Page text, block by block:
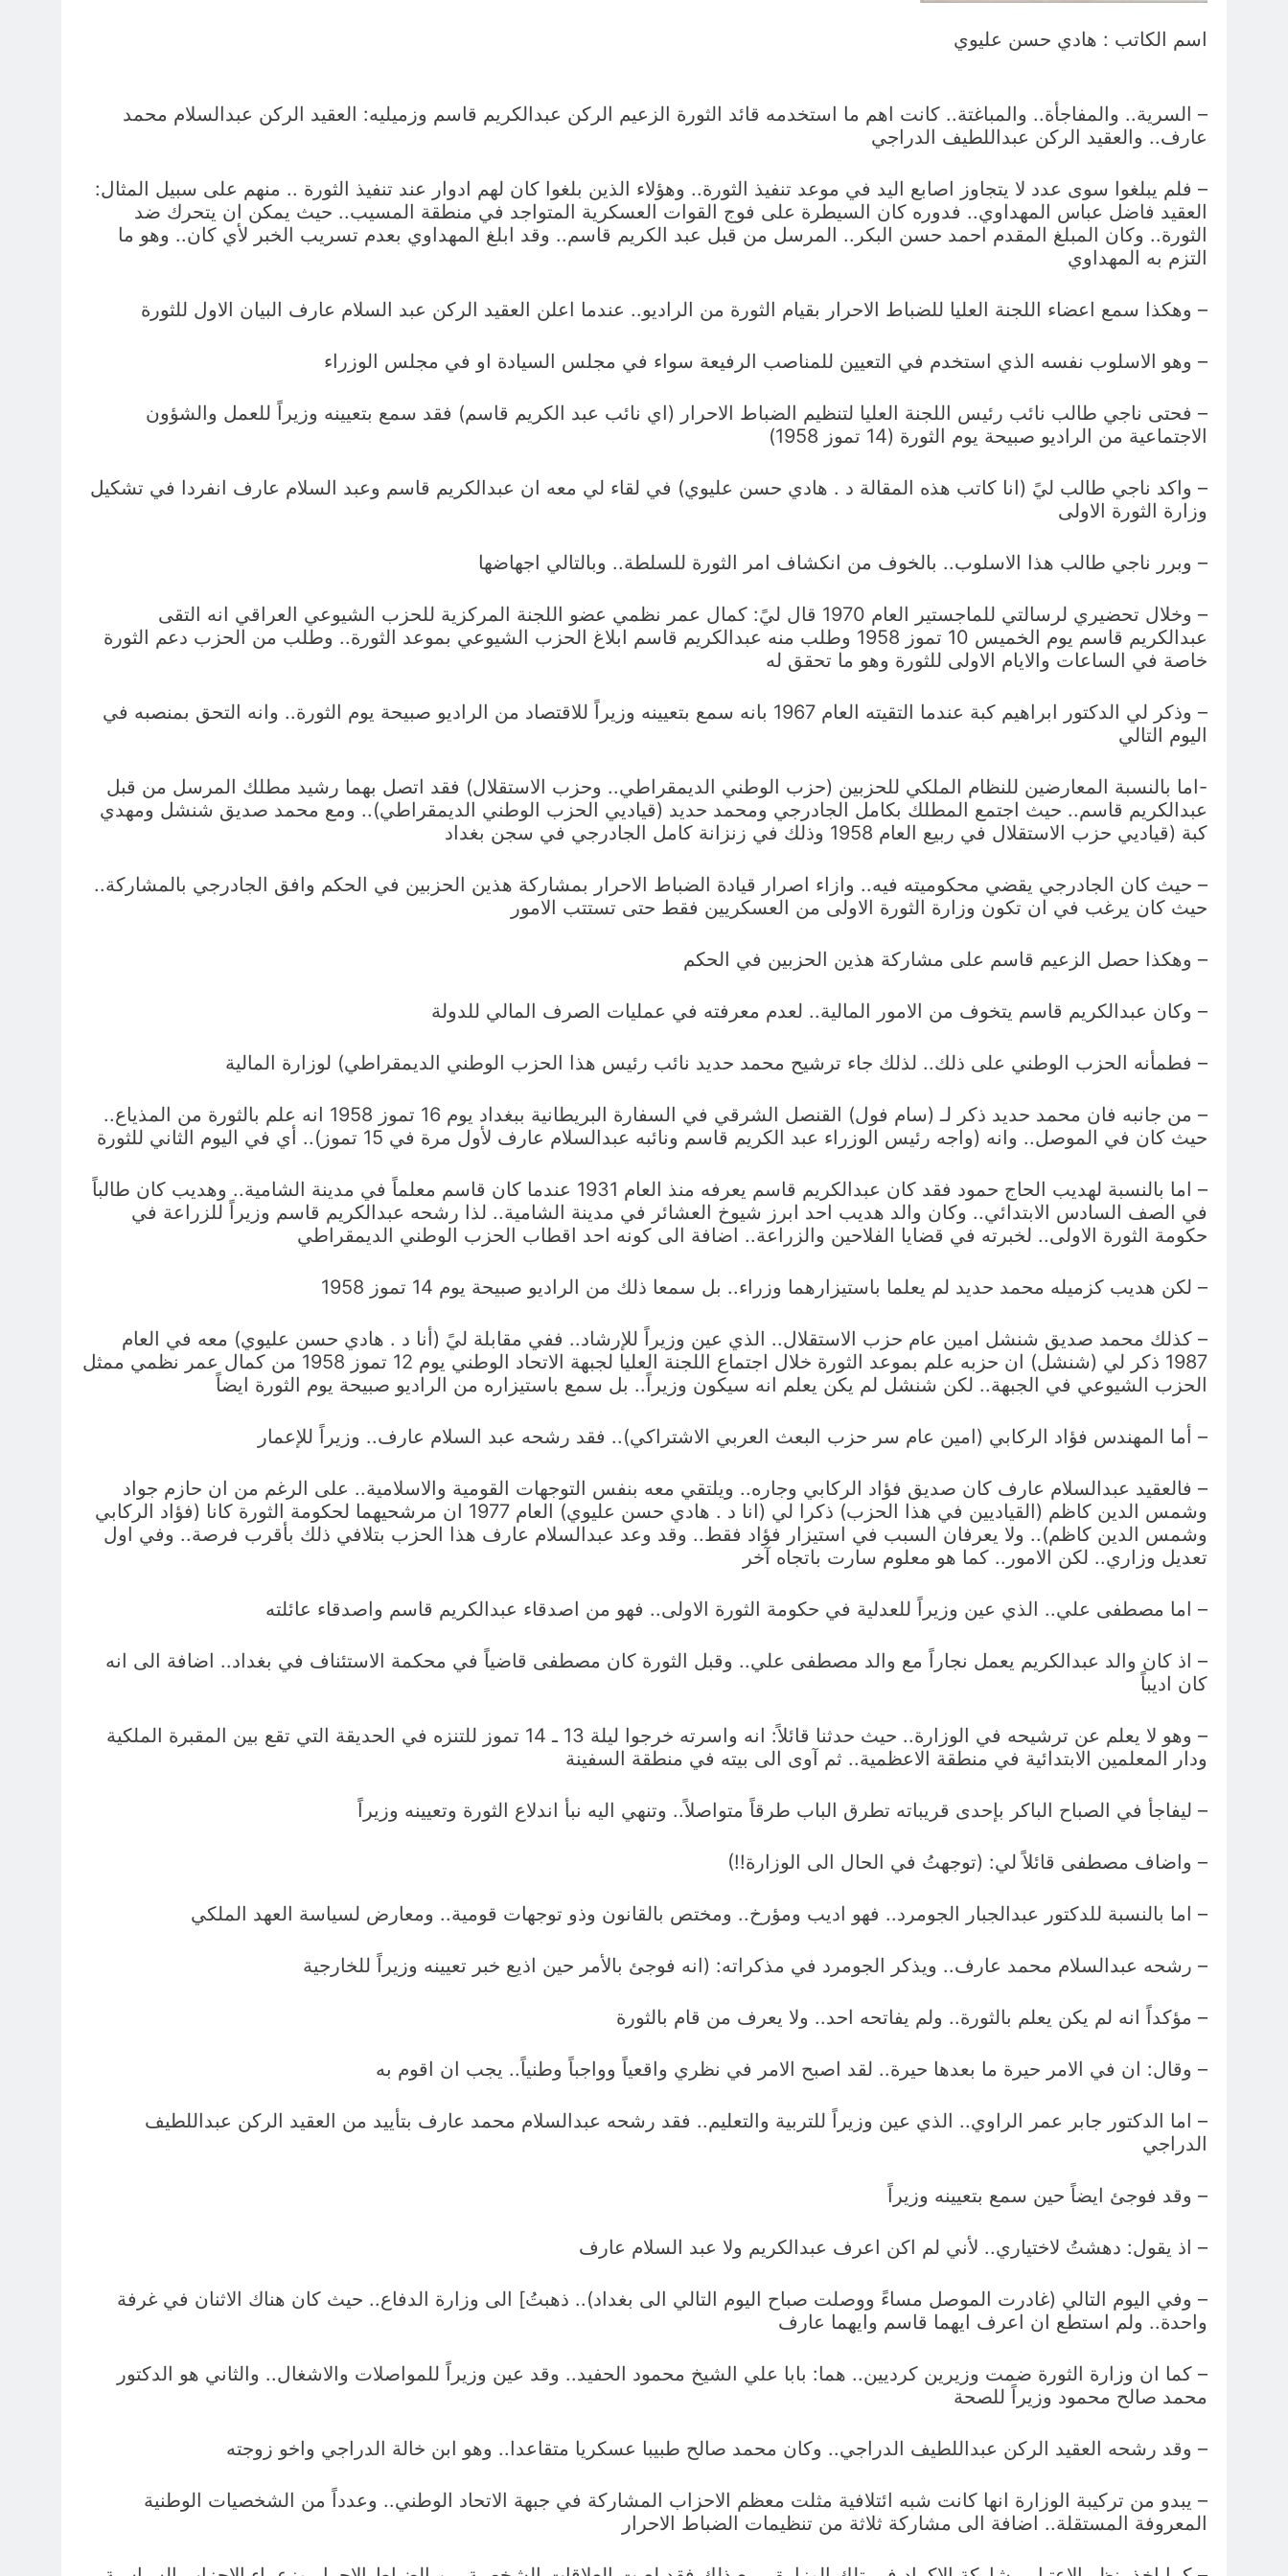
اسم الكاتب : هادي حسن عليوي
– السرية.. والمفاجأة.. والمباغتة.. كانت اهم ما استخدمه قائد الثورة الزعيم الركن عبدالكريم قاسم وزميليه: العقيد الركن عبدالسلام محمد
عارف.. والعقيد الركن عبداللطيف الدراجي
– فلم يبلغوا سوى عدد لا يتجاوز اصابع اليد في موعد تنفيذ الثورة.. وهؤلاء الذين بلغوا كان لهم ادوار عند تنفيذ الثورة .. منهم على سبيل المثال:
العقيد فاضل عباس المهداوي.. فدوره كان السيطرة على فوج القوات العسكرية المتواجد في منطقة المسيب.. حيث يمكن ان يتحرك ضد
الثورة.. وكان المبلغ المقدم احمد حسن البكر.. المرسل من قبل عبد الكريم قاسم.. وقد ابلغ المهداوي بعدم تسريب الخبر لأي كان.. وهو ما
التزم به المهداوي
– وهكذا سمع اعضاء اللجنة العليا للضباط الاحرار بقيام الثورة من الراديو.. عندما اعلن العقيد الركن عبد السلام عارف البيان الاول للثورة
– وهو الاسلوب نفسه الذي استخدم في التعيين للمناصب الرفيعة سواء في مجلس السيادة او في مجلس الوزراء
– فحتى ناجي طالب نائب رئيس اللجنة العليا لتنظيم الضباط الاحرار (اي نائب عبد الكريم قاسم) فقد سمع بتعيينه وزيراً للعمل والشؤون
الاجتماعية من الراديو صبيحة يوم الثورة (14 تموز 1958)
– واكد ناجي طالب ليً (انا كاتب هذه المقالة د . هادي حسن عليوي) في لقاء لي معه ان عبدالكريم قاسم وعبد السلام عارف انفردا في تشكيل
وزارة الثورة الاولى
– وبرر ناجي طالب هذا الاسلوب.. بالخوف من انكشاف امر الثورة للسلطة.. وبالتالي اجهاضها
– وخلال تحضيري لرسالتي للماجستير العام 1970 قال ليً: كمال عمر نظمي عضو اللجنة المركزية للحزب الشيوعي العراقي انه التقى
عبدالكريم قاسم يوم الخميس 10 تموز 1958 وطلب منه عبدالكريم قاسم ابلاغ الحزب الشيوعي بموعد الثورة.. وطلب من الحزب دعم الثورة
خاصة في الساعات والايام الاولى للثورة وهو ما تحقق له
– وذكر لي الدكتور ابراهيم كبة عندما التقيته العام 1967 بانه سمع بتعيينه وزيراً للاقتصاد من الراديو صبيحة يوم الثورة.. وانه التحق بمنصبه في
اليوم التالي
-اما بالنسبة المعارضين للنظام الملكي للحزبين (حزب الوطني الديمقراطي.. وحزب الاستقلال) فقد اتصل بهما رشيد مطلك المرسل من قبل
عبدالكريم قاسم.. حيث اجتمع المطلك بكامل الجادرجي ومحمد حديد (قياديي الحزب الوطني الديمقراطي).. ومع محمد صديق شنشل ومهدي
كبة (قياديي حزب الاستقلال في ربيع العام 1958 وذلك في زنزانة كامل الجادرجي في سجن بغداد
– حيث كان الجادرجي يقضي محكوميته فيه.. وازاء اصرار قيادة الضباط الاحرار بمشاركة هذين الحزبين في الحكم وافق الجادرجي بالمشاركة..
حيث كان يرغب في ان تكون وزارة الثورة الاولى من العسكريين فقط حتى تستتب الامور
– وهكذا حصل الزعيم قاسم على مشاركة هذين الحزبين في الحكم
– وكان عبدالكريم قاسم يتخوف من الامور المالية.. لعدم معرفته في عمليات الصرف المالي للدولة
– فطمأنه الحزب الوطني على ذلك.. لذلك جاء ترشيح محمد حديد نائب رئيس هذا الحزب الوطني الديمقراطي) لوزارة المالية
– من جانبه فان محمد حديد ذكر لـ (سام فول) القنصل الشرقي في السفارة البريطانية ببغداد يوم 16 تموز 1958 انه علم بالثورة من المذياع..
حيث كان في الموصل.. وانه (واجه رئيس الوزراء عبد الكريم قاسم ونائبه عبدالسلام عارف لأول مرة في 15 تموز).. أي في اليوم الثاني للثورة
– اما بالنسبة لهديب الحاج حمود فقد كان عبدالكريم قاسم يعرفه منذ العام 1931 عندما كان قاسم معلماً في مدينة الشامية.. وهديب كان طالباً
في الصف السادس الابتدائي.. وكان والد هديب احد ابرز شيوخ العشائر في مدينة الشامية.. لذا رشحه عبدالكريم قاسم وزيراً للزراعة في
حكومة الثورة الاولى.. لخبرته في قضايا الفلاحين والزراعة.. اضافة الى كونه احد اقطاب الحزب الوطني الديمقراطي
– لكن هديب كزميله محمد حديد لم يعلما باستيزارهما وزراء.. بل سمعا ذلك من الراديو صبيحة يوم 14 تموز 1958
– كذلك محمد صديق شنشل امين عام حزب الاستقلال.. الذي عين وزيراً للإرشاد.. ففي مقابلة ليً (أنا د . هادي حسن عليوي) معه في العام
1987 ذكر لي (شنشل) ان حزبه علم بموعد الثورة خلال اجتماع اللجنة العليا لجبهة الاتحاد الوطني يوم 12 تموز 1958 من كمال عمر نظمي ممثل
الحزب الشيوعي في الجبهة.. لكن شنشل لم يكن يعلم انه سيكون وزيراً.. بل سمع باستيزاره من الراديو صبيحة يوم الثورة ايضاً
– أما المهندس فؤاد الركابي (امين عام سر حزب البعث العربي الاشتراكي).. فقد رشحه عبد السلام عارف.. وزيراً للإعمار
– فالعقيد عبدالسلام عارف كان صديق فؤاد الركابي وجاره.. ويلتقي معه بنفس التوجهات القومية والاسلامية.. على الرغم من ان حازم جواد
وشمس الدين كاظم (القياديين في هذا الحزب) ذكرا لي (انا د . هادي حسن عليوي) العام 1977 ان مرشحيهما لحكومة الثورة كانا (فؤاد الركابي
وشمس الدين كاظم).. ولا يعرفان السبب في استيزار فؤاد فقط.. وقد وعد عبدالسلام عارف هذا الحزب بتلافي ذلك بأقرب فرصة.. وفي اول
تعديل وزاري.. لكن الامور.. كما هو معلوم سارت باتجاه آخر
– اما مصطفى علي.. الذي عين وزيراً للعدلية في حكومة الثورة الاولى.. فهو من اصدقاء عبدالكريم قاسم واصدقاء عائلته
– اذ كان والد عبدالكريم يعمل نجاراً مع والد مصطفى علي.. وقبل الثورة كان مصطفى قاضياً في محكمة الاستئناف في بغداد.. اضافة الى انه
كان اديباً
– وهو لا يعلم عن ترشيحه في الوزارة.. حيث حدثنا قائلاً: انه واسرته خرجوا ليلة 13 ـ 14 تموز للتنزه في الحديقة التي تقع بين المقبرة الملكية
ودار المعلمين الابتدائية في منطقة الاعظمية.. ثم آوى الى بيته في منطقة السفينة
– ليفاجأ في الصباح الباكر بإحدى قريباته تطرق الباب طرقاً متواصلاً.. وتنهي اليه نبأ اندلاع الثورة وتعيينه وزيراً
– واضاف مصطفى قائلاً لي: (توجهتُ في الحال الى الوزارة!!)
– اما بالنسبة للدكتور عبدالجبار الجومرد.. فهو اديب ومؤرخ.. ومختص بالقانون وذو توجهات قومية.. ومعارض لسياسة العهد الملكي
– رشحه عبدالسلام محمد عارف.. ويذكر الجومرد في مذكراته: (انه فوجئ بالأمر حين اذيع خبر تعيينه وزيراً للخارجية
– مؤكداً انه لم يكن يعلم بالثورة.. ولم يفاتحه احد.. ولا يعرف من قام بالثورة
– وقال: ان في الامر حيرة ما بعدها حيرة.. لقد اصبح الامر في نظري واقعياً وواجباً وطنياً.. يجب ان اقوم به
– اما الدكتور جابر عمر الراوي.. الذي عين وزيراً للتربية والتعليم.. فقد رشحه عبدالسلام محمد عارف بتأييد من العقيد الركن عبداللطيف
الدراجي
– وقد فوجئ ايضاً حين سمع بتعيينه وزيراً
– اذ يقول: دهشتُ لاختياري.. لأني لم اكن اعرف عبدالكريم ولا عبد السلام عارف
– وفي اليوم التالي (غادرت الموصل مساءً ووصلت صباح اليوم التالي الى بغداد).. ذهبتُ] الى وزارة الدفاع.. حيث كان هناك الاثنان في غرفة
واحدة.. ولم استطع ان اعرف ايهما قاسم وايهما عارف
– كما ان وزارة الثورة ضمت وزيرين كرديين.. هما: بابا علي الشيخ محمود الحفيد.. وقد عين وزيراً للمواصلات والاشغال.. والثاني هو الدكتور
محمد صالح محمود وزيراً للصحة
– وقد رشحه العقيد الركن عبداللطيف الدراجي.. وكان محمد صالح طبيبا عسكريا متقاعدا.. وهو ابن خالة الدراجي واخو زوجته
– يبدو من تركيبة الوزارة انها كانت شبه ائتلافية مثلت معظم الاحزاب المشاركة في جبهة الاتحاد الوطني.. وعدداً من الشخصيات الوطنية
المعروفة المستقلة.. اضافة الى مشاركة ثلاثة من تنظيمات الضباط الاحرار